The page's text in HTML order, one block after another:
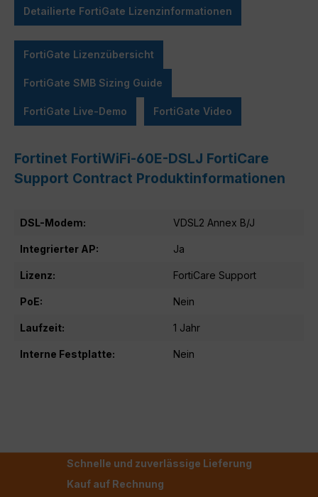
Detailierte FortiGate Lizenzinformationen
FortiGate Lizenzübersicht
FortiGate SMB Sizing Guide
FortiGate Live-Demo FortiGate Video
Fortinet FortiWiFi-60E-DSLJ FortiCare
Support Contract Produktinformationen
DSL-Modem: VDSL2 Annex B/J
Integrierter AP: Ja
Lizenz: FortiCare Support
PoE: Nein
Laufzeit: 1 Jahr
Interne Festplatte: Nein
Schnelle und zuverlässige Lieferung
Kauf auf Rechnung